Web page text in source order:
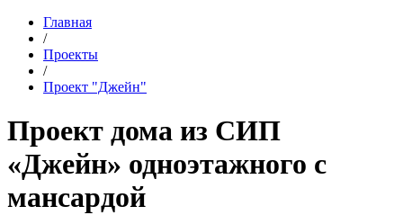
Главная
/
Проекты
/
Проект "Джейн"
Проект дома из СИП
«Джейн» одноэтажного с
мансардой